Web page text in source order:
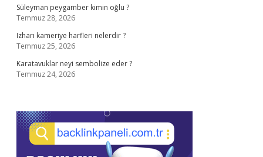
Süleyman peygamber kimin oğlu ?
Temmuz 28, 2026
Izharı kameriye harfleri nelerdir ?
Temmuz 25, 2026
Karatavuklar neyi sembolize eder ?
Temmuz 24, 2026